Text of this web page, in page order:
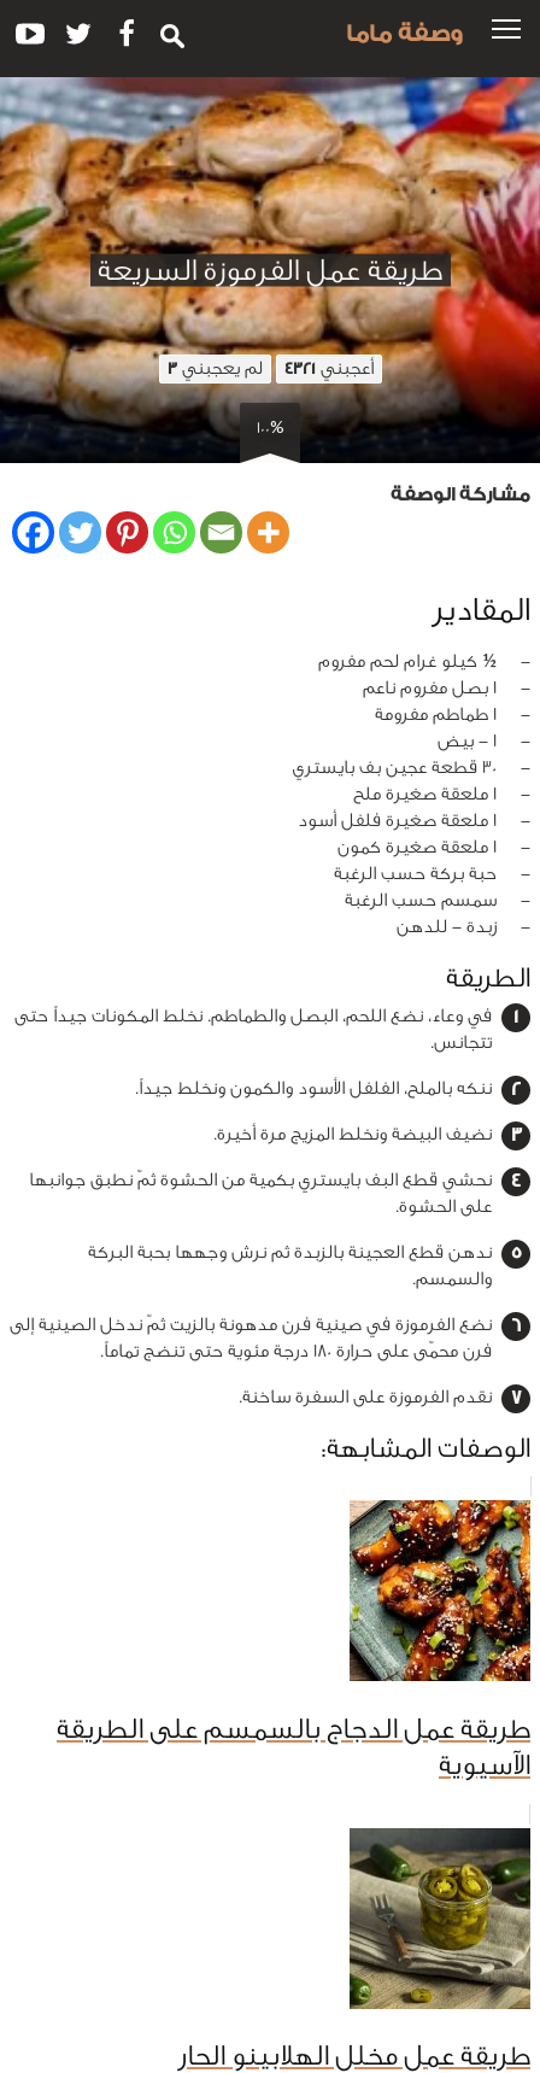
وصفة ماما
طريقة عمل الفرموزة السريعة
أعجبني 4321 لم يعجبني3
100%
مشاركة الوصفة
المقادير
‏-
½ كيلو غرام لحم مفروم
‏-
1 بصل مفروم ناعم
‏-
1 طماطم مفرومة
‏-
1 - بيض
‏-
30 قطعة عجين بف بايستري
‏-
1 ملعقة صغيرة ملح
‏-
1 ملعقة صغيرة فلفل أسود
‏-
1 ملعقة صغيرة كمون
‏-
حبة بركة حسب الرغبة
‏-
سمسم حسب الرغبة
‏-
زبدة - للدهن
الطريقة
في وعاء، نضع اللحم، البصل والطماطم. نخلط المكونات جيداً حتى
تتجانس.
ننكه بالملح، الفلفل الأسود والكمون ونخلط جيداً.
نضيف البيضة ونخلط المزيج مرة أخيرة.
نحشي قطع البف بايستري بكمية من الحشوة ثمّ نطبق جوانبها
على الحشوة.
ندهن قطع العجينة بالزبدة ثم نرش وجهها بحبة البركة
والسمسم.
نضع الفرموزة في صينية فرن مدهونة بالزيت ثمّ ندخل الصينية إلى
فرن محمّى على حرارة 180 درجة مئوية حتى تنضج تماماً.
نقدم الفرموزة على السفرة ساخنة.
الوصفات المشابهة:
طريقة عمل الدجاج بالسمسم على الطريقة
الآسيوية
طريقة عمل مخلل الهلابينو الحار